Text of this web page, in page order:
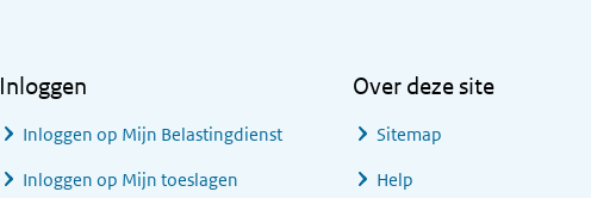
Inloggen
Inloggen op Mijn Belastingdienst
Inloggen op Mijn toeslagen
Over deze site
Sitemap
Help